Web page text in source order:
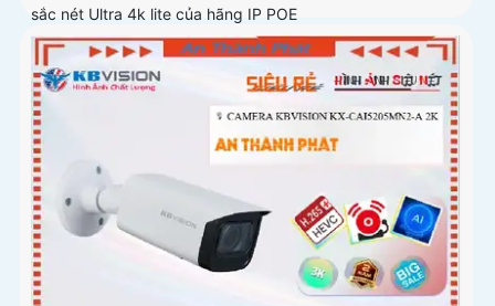
sắc nét Ultra 4k lite của hãng IP POE